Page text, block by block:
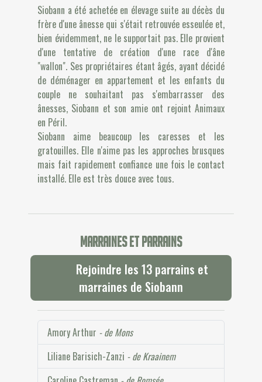
Siobann a été achetée en élevage suite au décès du
frère d'une ânesse qui s'était retrouvée esseulée et,
bien évidemment, ne le supportait pas. Elle provient
d'une tentative de création d'une race d'âne
"wallon". Ses propriétaires étant âgés, ayant décidé
de déménager en appartement et les enfants du
couple ne souhaitant pas s'embarrasser des
ânesses, Siobann et son amie ont rejoint Animaux
en Péril.
Siobann aime beaucoup les caresses et les
gratouilles. Elle n'aime pas les approches brusques
mais fait rapidement confiance une fois le contact
installé. Elle est très douce avec tous.
Marraines et parrains
Rejoindre les 13 parrains et
marraines de Siobann
Amory Arthur - de Mons
Liliane Barisich-Zanzi - de Kraainem